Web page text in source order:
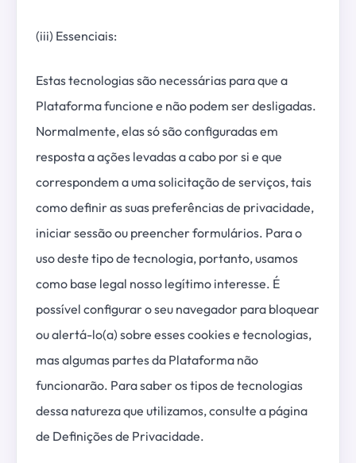
(iii) Essenciais:
Estas tecnologias são necessárias para que a
Plataforma funcione e não podem ser desligadas.
Normalmente, elas só são configuradas em
resposta a ações levadas a cabo por si e que
correspondem a uma solicitação de serviços, tais
como definir as suas preferências de privacidade,
iniciar sessão ou preencher formulários. Para o
uso deste tipo de tecnologia, portanto, usamos
como base legal nosso legítimo interesse. É
possível configurar o seu navegador para bloquear
ou alertá-lo(a) sobre esses cookies e tecnologias,
mas algumas partes da Plataforma não
funcionarão. Para saber os tipos de tecnologias
dessa natureza que utilizamos, consulte a página
de Definições de Privacidade.